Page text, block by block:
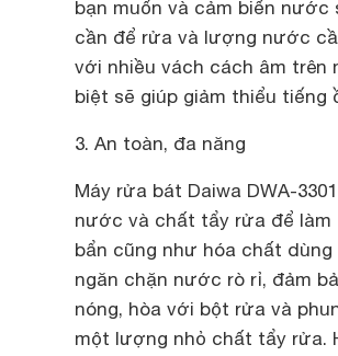
bạn muốn và cảm biến
cần để rửa và lượng nước
với nhiều vách cách âm trên
biệt sẽ giúp giảm thiểu tiếng
3. An toàn, đa năng
Máy rửa bát Daiwa DWA-
nước và chất tẩy rửa để làm
bẩn cũng như hóa chất
ngăn chặn nước rò rỉ, đảm
nóng, hòa với bột rửa và
một lượng nhỏ chất tẩy rửa.